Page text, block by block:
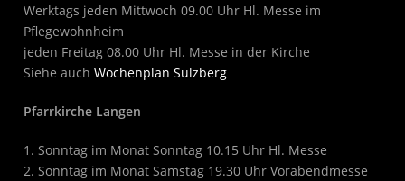
Werktags jeden Mittwoch 09.00 Uhr Hl. Messe im
Pflegewohnheim
jeden Freitag 08.00 Uhr Hl. Messe in der Kirche
Siehe auchWochenplan Sulzberg
Pfarrkirche Langen
1. Sonntag im Monat Sonntag 10.15 Uhr Hl. Messe
2. Sonntag im Monat Samstag 19.30 Uhr Vorabendmesse